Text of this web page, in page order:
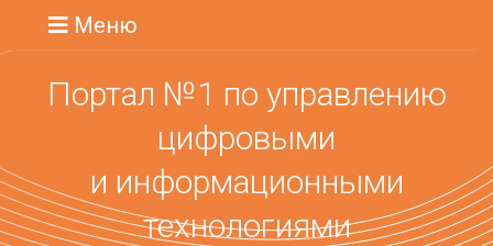
Меню
Портал №1 по управлению
цифровыми
и информационными
технологиями